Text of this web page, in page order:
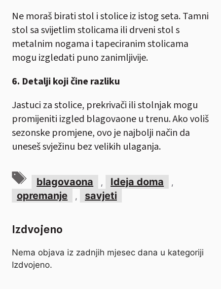
Ne moraš birati stol i stolice iz istog seta. Tamni
stol sa svijetlim stolicama ili drveni stol s
metalnim nogama i tapeciranim stolicama
mogu izgledati puno zanimljivije.
6. Detalji koji čine razliku
Jastuci za stolice, prekrivači ili stolnjak mogu
promijeniti izgled blagovaone u trenu. Ako voliš
sezonske promjene, ovo je najbolji način da
uneseš svježinu bez velikih ulaganja.
Oznake
blagovaona , Ideja doma ,
opremanje , savjeti
Izdvojeno
Nema objava iz zadnjih mjesec dana u kategoriji
Izdvojeno.